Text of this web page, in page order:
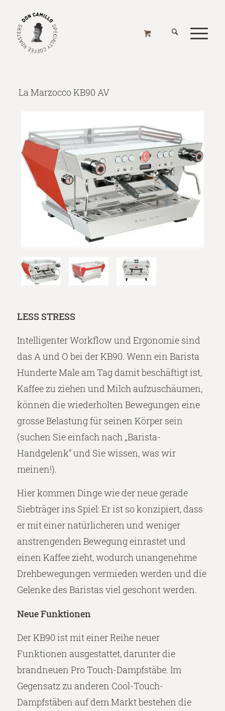
LA MARZOCCO KB90 AV
Home / Online Shop
Kaffeemaschinen - Espresso
La Marzocco KB90 AV
La Marzocco KB90 AV
LESS STRESS
Intelligenter Workflow und Ergonomie sind
das A und O bei der KB90. Wenn ein Barista
Hunderte Male am Tag damit beschäftigt ist,
Kaffee zu ziehen und Milch aufzuschäumen,
können die wiederholten Bewegungen eine
grosse Belastung für seinen Körper sein
(suchen Sie einfach nach „Barista-
Handgelenk“ und Sie wissen, was wir
meinen!).
Hier kommen Dinge wie der neue gerade
Siebträger ins Spiel: Er ist so konzipiert, dass
er mit einer natürlicheren und weniger
anstrengenden Bewegung einrastet und
einen Kaffee zieht, wodurch unangenehme
Drehbewegungen vermieden werden und die
Gelenke des Baristas viel geschont werden.
Neue Funktionen
Der KB90 ist mit einer Reihe neuer
Funktionen ausgestattet, darunter die
brandneuen Pro Touch-Dampfstäbe. Im
Gegensatz zu anderen Cool-Touch-
Dampfstäben auf dem Markt bestehen die